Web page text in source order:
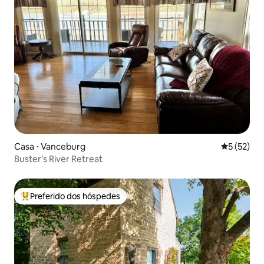
Casa ⋅ Vanceburg 5 de uma
5 (52)
Buster's River Retreat
Entre os melhores preferidos dos hóspedes
Preferido dos hóspedes